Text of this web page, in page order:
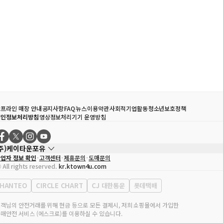
라인 매장 안내공지사항FAQ뉴스이용약관사회적기업활동청소년보호정책
정보처리방침영상정보처리기기 운영방침
)케이타운포유
자
송효민
업자등록번호
120-87-71116
판매업 신고번호 제2011-서울강남-02223
표전화
02-552-9855
자 정보 확인 고객센터 제휴문의 도매문의
rights reserved. kr.ktown4u.com
HANTEO CIRCLE CHART CJ 대한통운 롯데택배
님의 안전거래를 위해 현금 등으로 모든 결제시, 저희 쇼핑몰에서 가입한
안전 서비스 (에스크로)를 이용하실 수 있습니다.